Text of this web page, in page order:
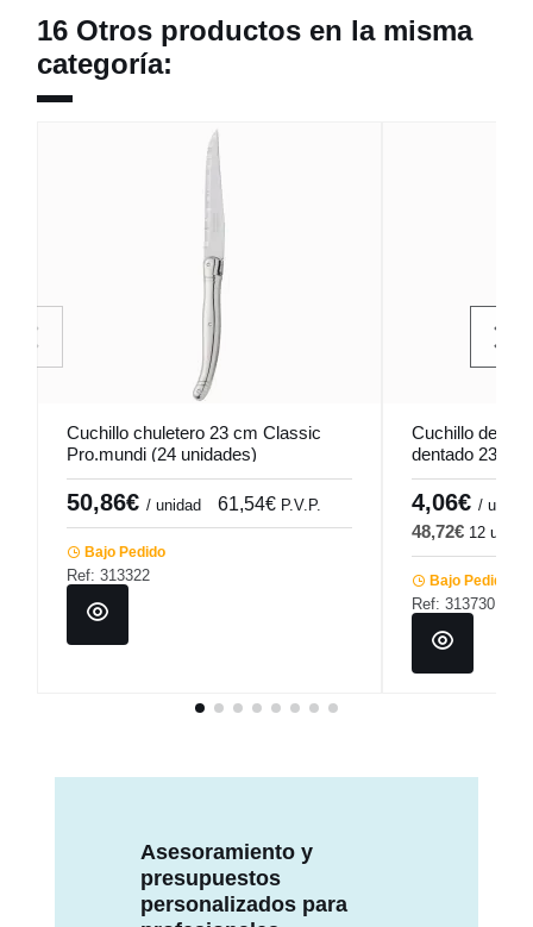
16 Otros productos en la misma
categoría:
Cuchillo chuletero 23 cm Classic
Pro.mundi (24 unidades)
50,86€ / unidad 61,54€ P.V.P.
Bajo Pedido
Ref: 313322
Cuchillo de
dentado 23,5
Pro.mundi
4,06€ / ud
48,72€ 12 ud
Bajo Pedido
Ref: 313730
Asesoramiento y
presupuestos
personalizados para